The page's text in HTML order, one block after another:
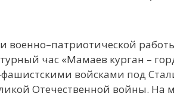
военно–патриотической
час «Мамаев курган –
войсками под
Отечественной войны. На